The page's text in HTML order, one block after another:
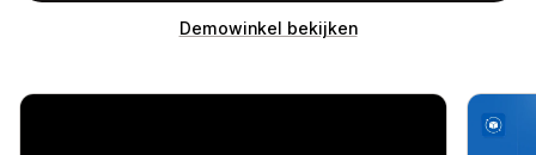
Demowinkel bekijken